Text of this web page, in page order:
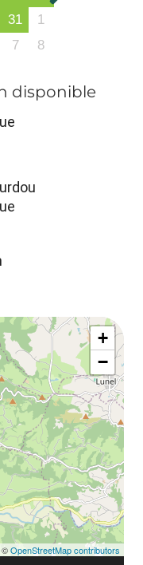
31
1
7 8
disponible
+
−
©OpenStreetMap contributors